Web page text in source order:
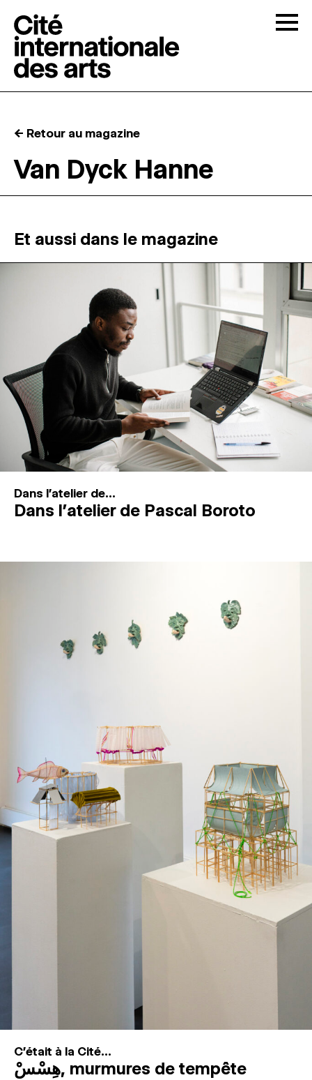
RÉSIDENCES ↓
ATELIERS OUVERTS
ESPACES DE PRATIQUE ARTISTIQUE ↓
Recherche
Connexion
↓
← Retour au magazine
Van Dyck Hanne
Et aussi dans le magazine
Dans l'atelier de...
Dans l’atelier de Pascal Boroto
C'était à la Cité...
هِسْسْ, murmures de tempête